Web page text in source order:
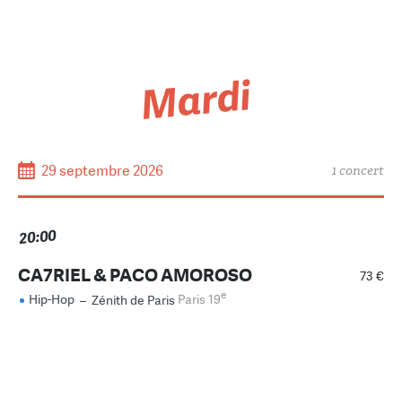
Mardi
29 septembre 2026 1 concert
20:00
73 €
CA7RIEL & PACO AMOROSO
Hip-Hop – Zénith de Paris Paris 19e